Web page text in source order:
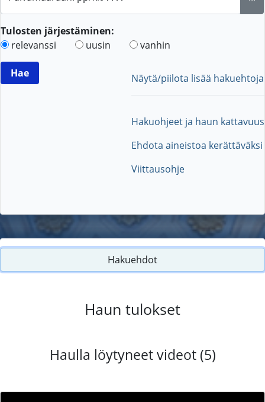
Tulosten järjestäminen:
relevanssi
uusin vanhin
Näytä/piilota lisää hakuehtoja
Hakuohjeet ja haun kattavuus
Ehdota aineistoa kerättäväksi
Viittausohje
Hakuehdot
Haun tulokset
Haulla löytyneet videot (5)